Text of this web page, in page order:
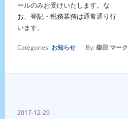
ールのみお受けいたします。な
お、登記・税務業務は通常通り行
います。
Categories: お知らせ By:柴田 マーク
2017-12-29